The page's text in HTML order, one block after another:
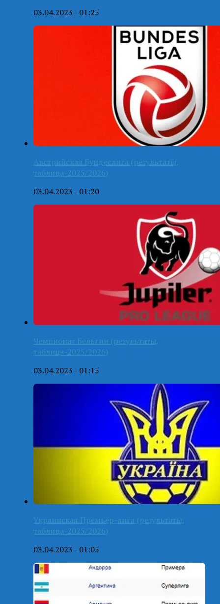
03.04.2023 - 01:25
Австрийская Бундеслига (результаты,
таблица-2025/2026)
03.04.2023 - 01:20
Чемпионат Бельгии (результаты,
таблица-2025/2026)
03.04.2023 - 01:15
Украинская Премьер-лига (результаты,
таблица-2025/2026)
03.04.2023 - 01:05